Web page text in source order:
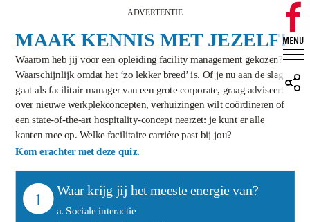
ADVERTENTIE
MAAK KENNIS MET JEZELF!
Waarom heb jij voor een opleiding facility management gekozen?
Waarschijnlijk omdat het ‘zo lekker breed’ is. Of je nu aan de slag
gaat als facilitair manager van een grote corporate, graag adviseert
over nieuwe werkplekconcepten, verhuizingen wilt coördineren of
een state-of-the-art hospitality-concept neerzet: je kunt er alle
kanten mee op. Welke facilitaire carrière past bij jou?
Kom erachter met deze quiz.
1 Waar krijg jij het meeste energie van?
a. Sociale interactie